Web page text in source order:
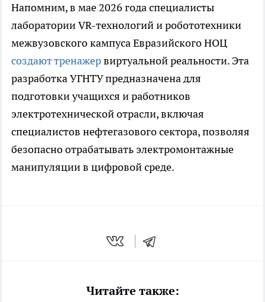
Напомним, в мае 2026 года специалисты
лаборатории VR-технологий и робототехники
межвузовского кампуса Евразийского НОЦ
создают тренажервиртуальной реальности. Эта
разработка УГНТУ предназначена для
подготовки учащихся и работников
электротехнической отрасли, включая
специалистов нефтегазового сектора, позволяя
безопасно отрабатывать электромонтажные
манипуляции в цифровой среде.
Читайте также: